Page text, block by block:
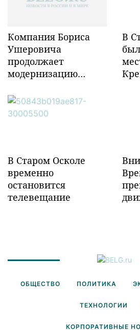
Компания Бориса
Ушеровича
продолжает
модернизацию
инфраструктуры в
Забайкалье
В
В Старом Осколе
временно
остановится
телевещание
ОБЩЕСТВО ПОЛИТИКА
ТЕХНОЛОГИИ
КОРПОРАТИВНЫЕ